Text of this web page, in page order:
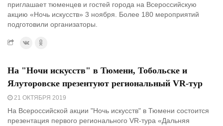
приглашает тюменцев и гостей города на Всероссийскую
акцию «Ночь искусств» 3 ноября. Более 180 мероприятий
подготовили организаторы.
На "Ночи искусств" в Тюмени, Тобольске и
Ялуторовске презентуют региональный VR-тур
21 ОКТЯБРЯ 2019
На Всероссийской акции "Ночь искусств" в Тюмени состоится
презентация первого регионального VR-тура «Дальняя